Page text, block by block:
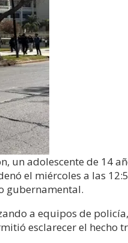
un adolescente de 14
el miércoles a las
gubernamental.
a equipos de
esclarecer el hecho